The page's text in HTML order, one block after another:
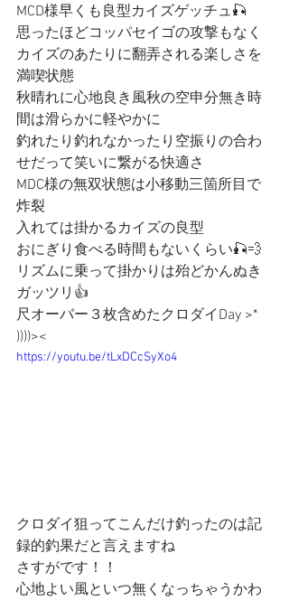
MCD様早くも良型カイズゲッチュ🎣
思ったほどコッパセイゴの攻撃もなく
カイズのあたりに翻弄される楽しさを
満喫状態
秋晴れに心地良き風秋の空申分無き時
間は滑らかに軽やかに
釣れたり釣れなかったり空振りの合わ
せだって笑いに繋がる快適さ
MDC様の無双状態は小移動三箇所目で
炸裂
入れては掛かるカイズの良型
おにぎり食べる時間もないくらい🎣💨
リズムに乗って掛かりは殆どかんぬき
ガッツリ👍
尺オーバー３枚含めたクロダイDay >*
))))><
https://youtu.be/tLxDCcSyXo4
クロダイ狙ってこんだけ釣ったのは記
録的釣果だと言えますね
さすがです！！
心地よい風といつ無くなっちゃうかわ